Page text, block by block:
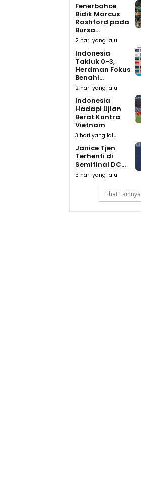
Fenerbahce
Bidik Marcus
Rashford pada
Bursa...
2 hari yang lalu
Indonesia
Takluk 0-3,
Herdman Fokus
Benahi...
2 hari yang lalu
Indonesia
Hadapi Ujian
Berat Kontra
Vietnam
3 hari yang lalu
Janice Tjen
Terhenti di
Semifinal DC...
5 hari yang lalu
Lihat Lainnya